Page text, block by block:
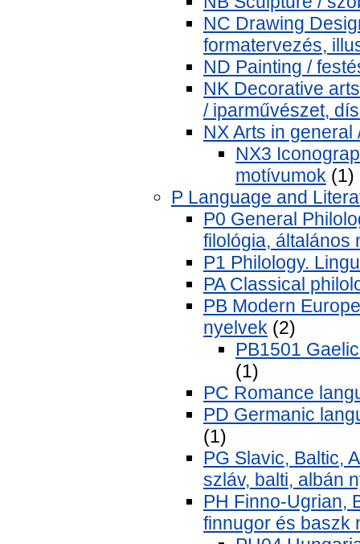
NC Drawing
formatervezés,
ND Painting /
NK Decorative
/ iparművészet,
NX Arts in
NX3
motívumok (1)
P Language and
P0 General
filológia, általános
P1 Philology.
PA Classical
PB Modern
nyelvek (2)
PB1501
(1)
PC Romance
PD Germanic
(1)
PG Slavic, Baltic,
szláv, balti, albán
PH Finno-Ugrian,
finnugor és baszk